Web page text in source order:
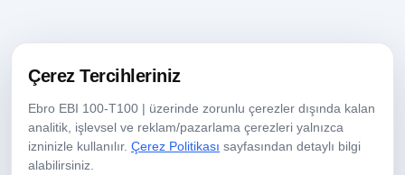
Çalışma Saatleri
Haftaiçi 08:00-17:30
09:00-13:30
Çerez Tercihleriniz
Ebro EBI 100-T100 | üzerinde zorunlu çerezler dışında kalan
analitik, işlevsel ve reklam/pazarlama çerezleri yalnızca
izninizle kullanılır. Çerez Politikası sayfasından detaylı bilgi
alabilirsiniz.